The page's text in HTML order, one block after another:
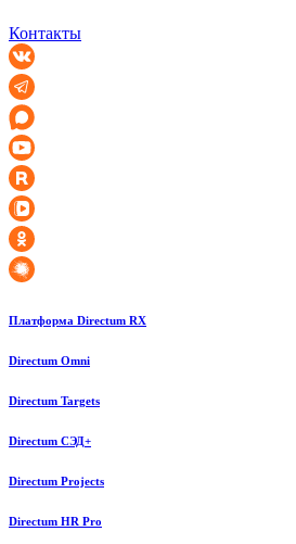
Контакты
Платформа Directum RX
Directum Omni
Directum Targets
Directum СЭД+
Directum Projects
Directum HR Pro